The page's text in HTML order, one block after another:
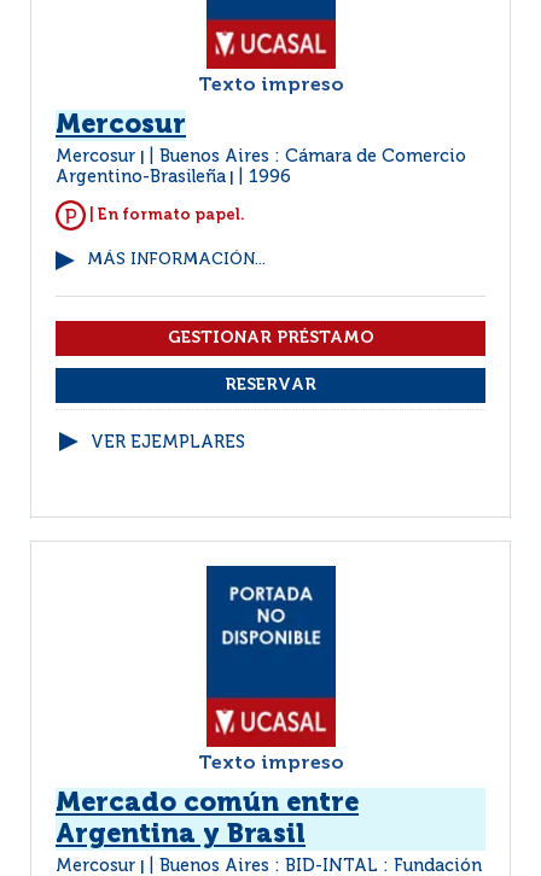
Texto impreso
Mercosur
Mercosur
Buenos Aires : Cámara de Comercio
Argentino-Brasileña
1996
| En formato papel.
MÁS INFORMACIÓN...
VER EJEMPLARES
Texto impreso
Mercado común entre
Argentina y Brasil
Mercosur
Buenos Aires : BID-INTAL : Fundación